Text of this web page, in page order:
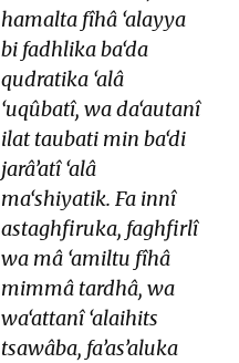
hamalta fîhâ ‘alayya
bi fadhlika ba‘da
qudratika ‘alâ
‘uqûbatî, wa da‘autanî
ilat taubati min ba‘di
jarâ’atî ‘alâ
ma‘shiyatik. Fa innî
astaghfiruka, faghfirlî
wa mâ ‘amiltu fîhâ
mimmâ tardhâ, wa
wa‘attanî ‘alaihits
tsawâba, fa’as’aluka